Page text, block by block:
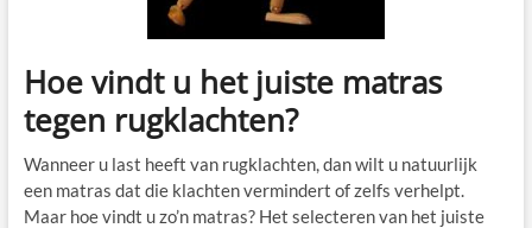
Hoe vindt u het juiste matras
tegen rugklachten?
Wanneer u last heeft van rugklachten, dan wilt u natuurlijk
een matras dat die klachten vermindert of zelfs verhelpt.
Maar hoe vindt u zo’n matras? Het selecteren van het juiste